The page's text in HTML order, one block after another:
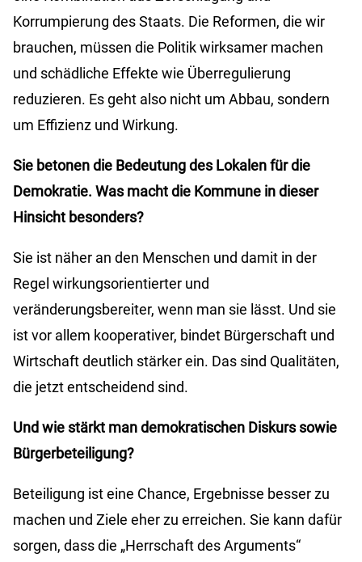
Korrumpierung des Staats. Die Reformen, die wir
brauchen, müssen die Politik wirksamer machen
und schädliche Effekte wie Überregulierung
reduzieren. Es geht also nicht um Abbau, sondern
um Effizienz und Wirkung.
Sie betonen die Bedeutung des Lokalen für die
Demokratie. Was macht die Kommune in dieser
Hinsicht besonders?
Sie ist näher an den Menschen und damit in der
Regel wirkungsorientierter und
veränderungsbereiter, wenn man sie lässt. Und sie
ist vor allem kooperativer, bindet Bürgerschaft und
Wirtschaft deutlich stärker ein. Das sind Qualitäten,
die jetzt entscheidend sind.
Und wie stärkt man demokratischen Diskurs sowie
Bürgerbeteiligung?
Beteiligung ist eine Chance, Ergebnisse besser zu
machen und Ziele eher zu erreichen. Sie kann dafür
sorgen, dass die „Herrschaft des Arguments“